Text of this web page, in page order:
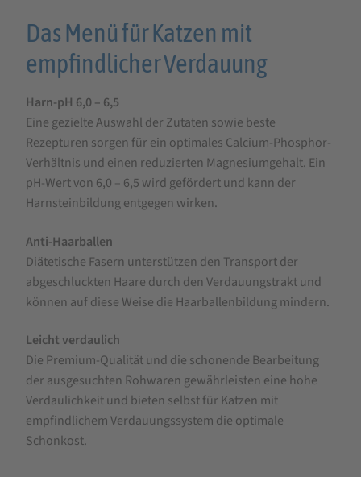
Das Menü für Katzen mit
empfindlicher Verdauung
Harn-pH 6,0 – 6,5
Eine gezielte Auswahl der Zutaten sowie beste
Rezepturen sorgen für ein optimales Calcium-Phosphor-
Verhältnis und einen reduzierten Magnesiumgehalt. Ein
pH-Wert von 6,0 – 6,5 wird gefördert und kann der
Harnsteinbildung entgegen wirken.
Anti-Haarballen
Diätetische Fasern unterstützen den Transport der
abgeschluckten Haare durch den Verdauungstrakt und
können auf diese Weise die Haarballenbildung mindern.
Leicht verdaulich
Die Premium-Qualität und die schonende Bearbeitung
der ausgesuchten Rohwaren gewährleisten eine hohe
Verdaulichkeit und bieten selbst für Katzen mit
empfindlichem Verdauungssystem die optimale
Schonkost.